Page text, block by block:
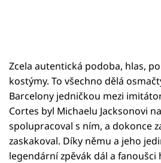
Zcela autentická podoba, hlas,
kostýmy. To všechno dělá
Barcelony jedničkou mezi
Cortes byl Michaelu Jacksonovi
spolupracoval s ním, a dokonce
zaskakoval. Díky němu a jeho
legendární zpěvák dál a fanoušci